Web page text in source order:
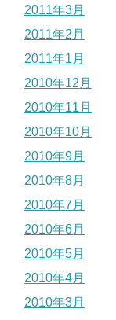
2011年3月
2011年2月
2011年1月
2010年12月
2010年11月
2010年10月
2010年9月
2010年8月
2010年7月
2010年6月
2010年5月
2010年4月
2010年3月